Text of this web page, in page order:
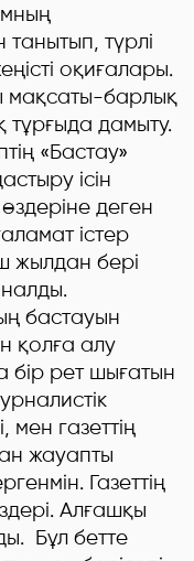
түрлі
оқиғалары.
мақсаты-барлық
дамыту.
«Бастау»
ісін
деген
істер
жылдан бері
бастауын
қолға алу
рет шығатын
мен газеттің
жауапты
Газеттің
Алғашқы
Бұл бетте